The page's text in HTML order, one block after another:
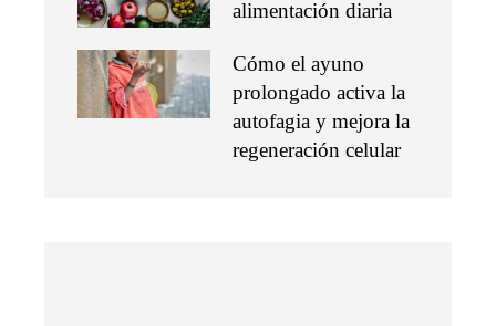
alimentación diaria
Cómo el ayuno
prolongado activa la
autofagia y mejora la
regeneración celular